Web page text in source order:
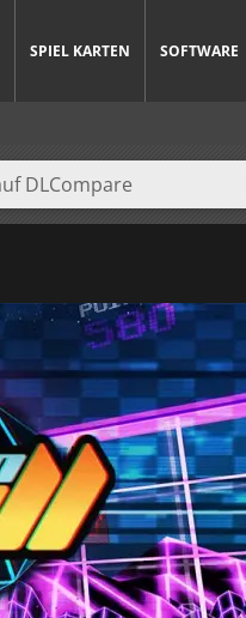
SPIEL KARTEN SOFTWARE